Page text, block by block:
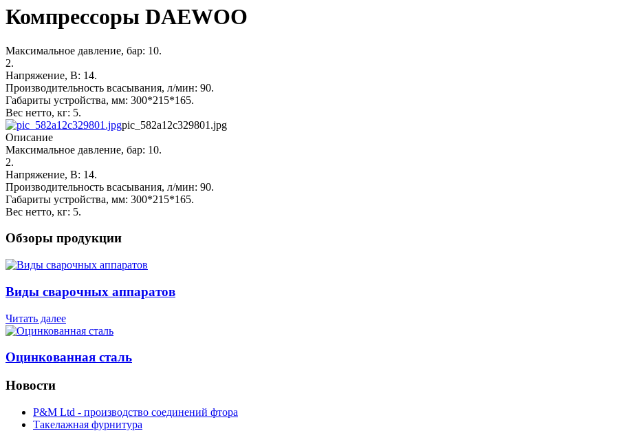
Компрессоры DAEWOO
Максимальное давление, бар: 10.
2.
Напряжение, В: 14.
Производительность всасывания, л/мин: 90.
Габариты устройства, мм: 300*215*165.
Вес нетто, кг: 5.
pic_582a12c329801.jpg
Описание
Максимальное давление, бар: 10.
2.
Напряжение, В: 14.
Производительность всасывания, л/мин: 90.
Габариты устройства, мм: 300*215*165.
Вес нетто, кг: 5.
Обзоры продукции
Виды сварочных аппаратов
Читать далее
Оцинкованная сталь
Новости
P&M Ltd - производство соединений фтора
Такелажная фурнитура